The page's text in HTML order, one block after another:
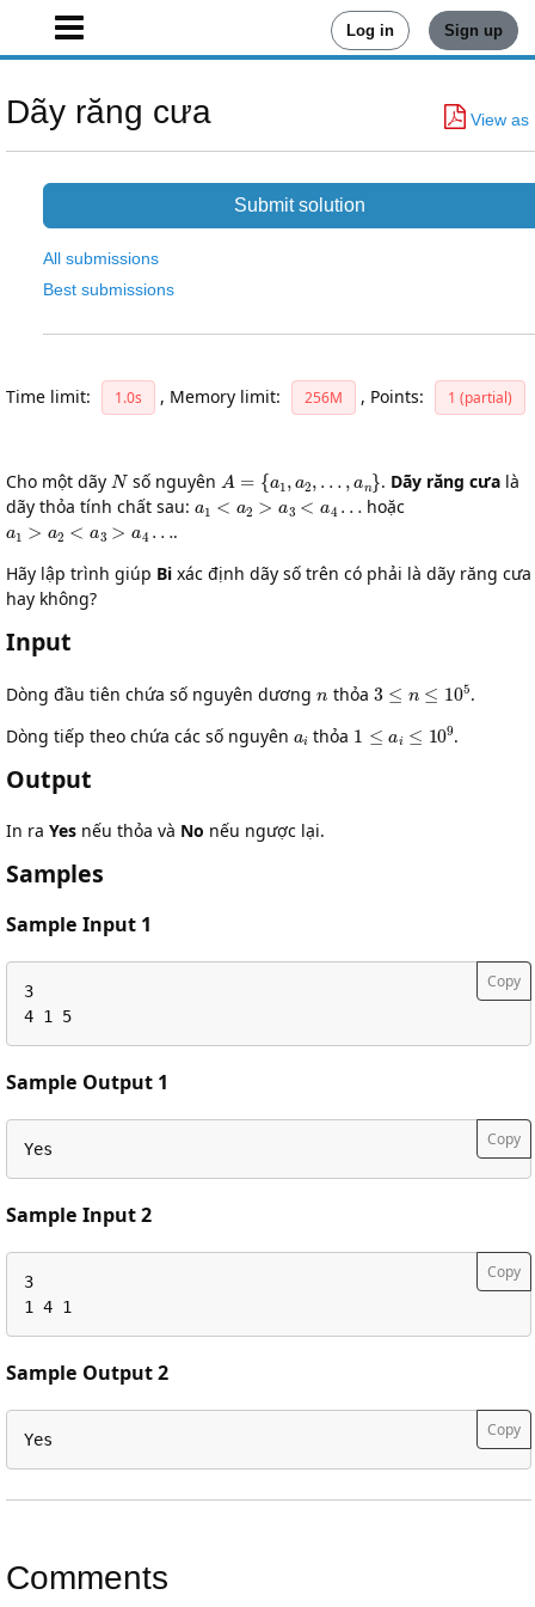
Log in Sign up
Dãy răng cưa View as
Submit solution
All submissions
Best submissions
Time limit: 1.0s , Memory limit: 256M , Points: 1 (partial)
Cho một dãy
N
số nguyên
A a
. Dãy răng cưa là
dãy thỏa tính chất sau:
a1 <a a3<a4…
hoặc
a1> a2<a 3>a 4…
.
Hãy lập trình giúp Bi xác định dãy số trên có phải là dãy răng cưa
hay không?
Input
Dòng đầu tiên chứa số nguyên dương thỏa
.
Dòng tiếp theo chứa các số nguyên
thỏa .
Output
In ra Yes nếu thỏa và No nếu ngược lại.
Samples
Sample Input 1
Copy
3
4 1 5
Sample Output 1
Copy
Yes
Sample Input 2
Copy
3
1 4 1
Sample Output 2
Copy
Yes
Comments